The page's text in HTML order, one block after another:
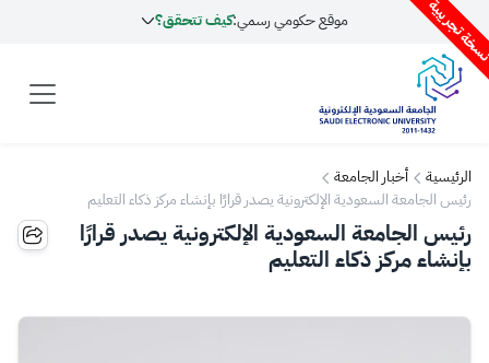
تجريبية موقع حكومي رسمي:كيف تتحقق؟
الرئيسية
أخبار الجامعة
رئيس الجامعة السعودية الإلكترونية يصدر قرارًا بإنشاء مركز ذكاء التعليم
رئيس الجامعة السعودية الإلكترونية يصدر قرارًا
بإنشاء مركز ذكاء التعليم